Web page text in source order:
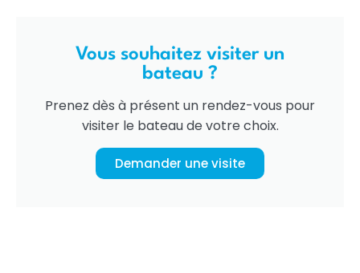
Vous souhaitez visiter un
bateau ?
Prenez dès à présent un rendez-vous pour
visiter le bateau de votre choix.
Demander une visite